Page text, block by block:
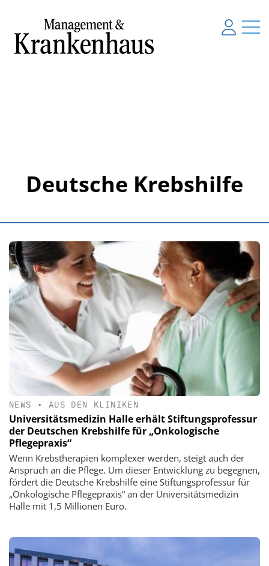
Deutsche Krebshilfe
NEWS • AUS DEN KLINIKEN
Universitätsmedizin Halle erhält Stiftungsprofessur
der Deutschen Krebshilfe für „Onkologische
Pflegepraxis“
Wenn Krebstherapien komplexer werden, steigt auch der
Anspruch an die Pflege. Um dieser Entwicklung zu begegnen,
fördert die Deutsche Krebshilfe eine Stiftungsprofessur für
„Onkologische Pflegepraxis“ an der Universitätsmedizin
Halle mit 1,5 Millionen Euro.